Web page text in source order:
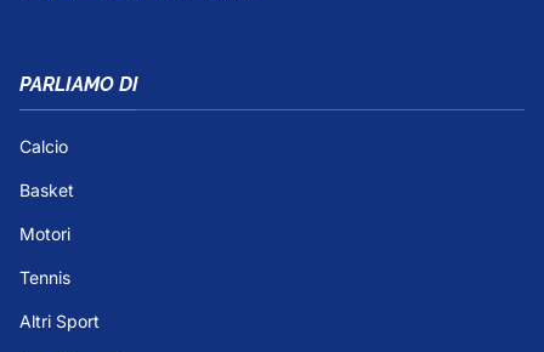
PARLIAMO DI
Calcio
Basket
Motori
Tennis
Altri Sport